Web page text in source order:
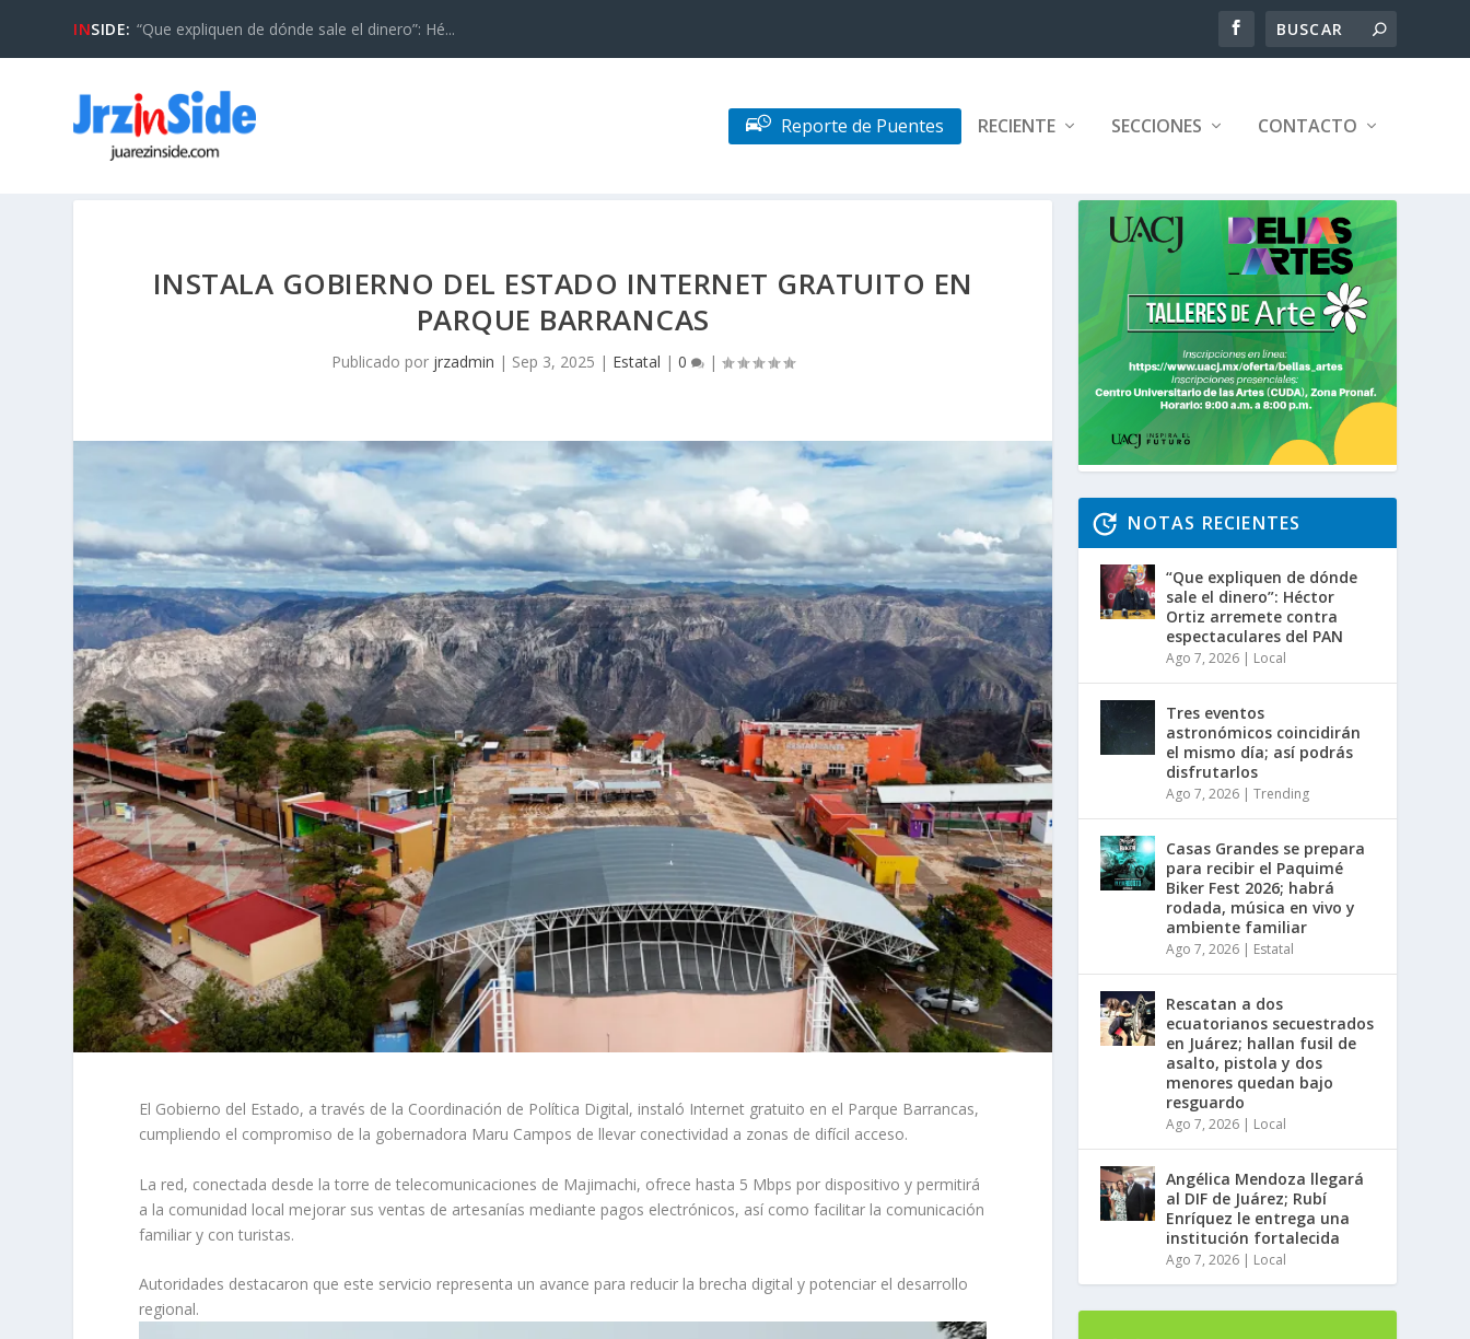
INSIDE: “Que expliquen de dónde sale el dinero”: Hé...
Reporte de Puentes RECIENTE SECCIONES CONTACTO
INSTALA GOBIERNO DEL ESTADO INTERNET GRATUITO EN
PARQUE BARRANCAS
Publicado por jrzadmin | Sep 3, 2025 | Estatal |0 |
El Gobierno del Estado, a través de la Coordinación de Política Digital, instaló Internet gratuito en el Parque Barrancas,
cumpliendo el compromiso de la gobernadora Maru Campos de llevar conectividad a zonas de difícil acceso.
La red, conectada desde la torre de telecomunicaciones de Majimachi, ofrece hasta 5 Mbps por dispositivo y permitirá
a la comunidad local mejorar sus ventas de artesanías mediante pagos electrónicos, así como facilitar la comunicación
familiar y con turistas.
Autoridades destacaron que este servicio representa un avance para reducir la brecha digital y potenciar el desarrollo
regional.
NOTAS RECIENTES
“Que expliquen de dónde
sale el dinero”: Héctor
Ortiz arremete contra
espectaculares del PAN
Ago 7, 2026 | Local
Tres eventos
astronómicos coincidirán
el mismo día; así podrás
disfrutarlos
Ago 7, 2026 |Trending
Casas Grandes se prepara
para recibir el Paquimé
Biker Fest 2026; habrá
rodada, música en vivo y
ambiente familiar
Ago 7, 2026 | Estatal
Rescatan a dos
ecuatorianos secuestrados
en Juárez; hallan fusil de
asalto, pistola y dos
menores quedan bajo
resguardo
Ago 7, 2026 | Local
Angélica Mendoza llegará
al DIF de Juárez; Rubí
Enríquez le entrega una
institución fortalecida
Ago 7, 2026 | Local